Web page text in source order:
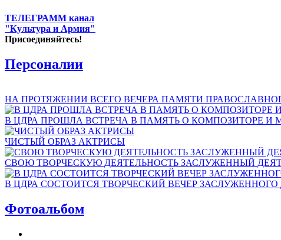
ТЕЛЕГРАММ канал
"Культура и Армия"
Присоединяйтесь!
Персоналии
НА ПРОТЯЖЕНИИ ВСЕГО ВЕЧЕРА ПАМЯТИ
В ЦДРА ПРОШЛА ВСТРЕЧА В ПАМЯТЬ О КОМПОЗИТОРЕ И
ЧИСТЫЙ ОБРАЗ АКТРИСЫ
СВОЮ ТВОРЧЕСКУЮ ДЕЯТЕЛЬНОСТЬ ЗАСЛУЖЕННЫЙ
В ЦДРА СОСТОИТСЯ ТВОРЧЕСКИЙ ВЕЧЕР
Фотоальбом